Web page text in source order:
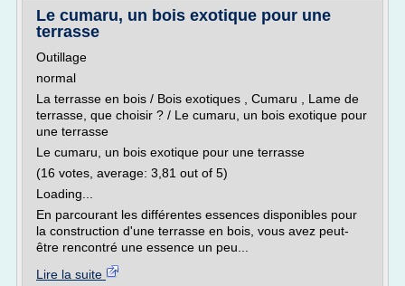
Le cumaru, un bois exotique pour une
terrasse
Outillage
normal
La terrasse en bois / Bois exotiques , Cumaru , Lame de
terrasse, que choisir ? / Le cumaru, un bois exotique pour
une terrasse
Le cumaru, un bois exotique pour une terrasse
(16 votes, average: 3,81 out of 5)
Loading...
En parcourant les différentes essences disponibles pour
la construction d'une terrasse en bois, vous avez peut-
être rencontré une essence un peu...
Lire la suite